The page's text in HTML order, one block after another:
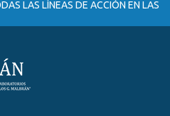
LAS LÍNEAS DE ACCIÓN EN LAS